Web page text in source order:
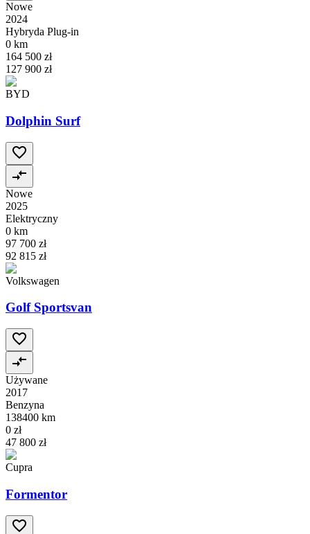
Nowe
2024
Hybryda Plug-in
0 km
164 500 zł
127 900 zł
BYD
Dolphin Surf
Nowe
2025
Elektryczny
0 km
97 700 zł
92 815 zł
Volkswagen
Golf Sportsvan
Używane
2017
Benzyna
138400 km
0 zł
47 800 zł
Cupra
Formentor